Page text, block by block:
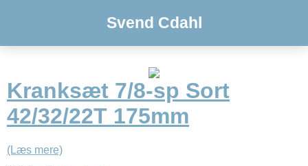
Svend Cdahl
Kranksæt 7/8-sp Sort
42/32/22T 175mm
(Læs mere)